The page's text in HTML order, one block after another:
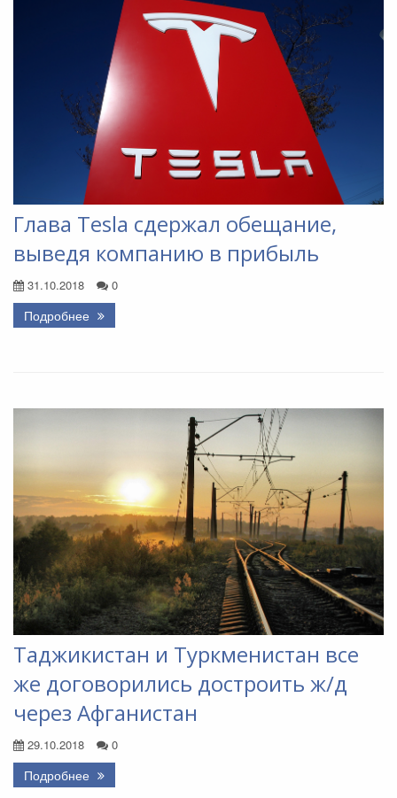
Глава Tesla сдержал обещание,
выведя компанию в прибыль
31.10.2018 0
Подробнее
Таджикистан и Туркменистан все
же договорились достроить ж/д
через Афганистан
29.10.2018 0
Подробнее